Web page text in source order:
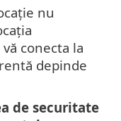
nu
conecta la
depinde
de securitate